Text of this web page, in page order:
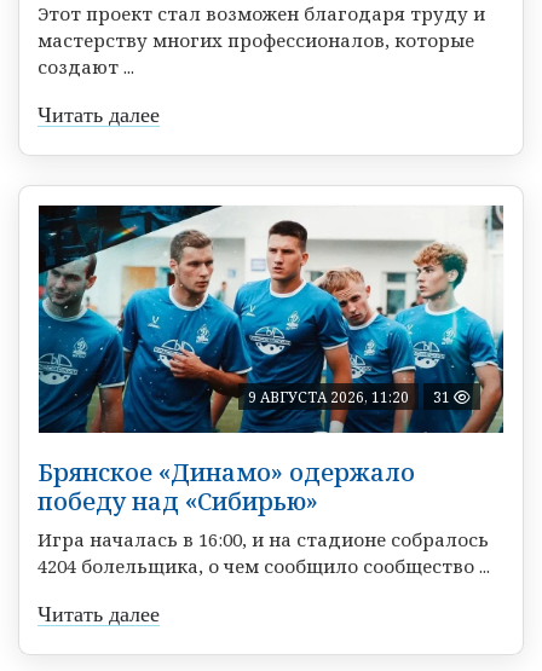
Этот проект стал возможен благодаря труду и
мастерству многих профессионалов, которые
создают ...
Читать далее
9 АВГУСТА 2026, 11:20 31
Брянское «Динамо» одержало
победу над «Сибирью»
Игра началась в 16:00, и на стадионе собралось
4204 болельщика, о чем сообщило сообщество ...
Читать далее